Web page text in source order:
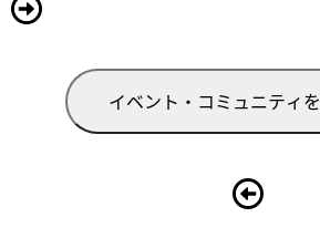
イベント・コミュニティ